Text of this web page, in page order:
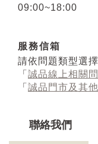
09:00~18:00
服務信箱
請依問題類型選擇
「 誠品線上相關
「 誠品門市及其
聯絡我們